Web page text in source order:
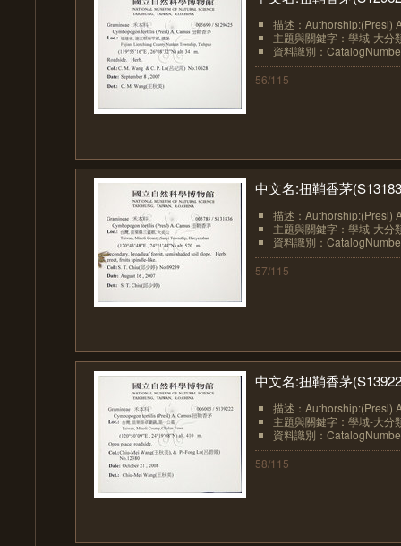
描述：Authorship:(Presl)
主題與關鍵字：學域-大分
資料識別：
56/115
中文名:扭鞘香茅
描述：Authorship:(Presl)
主題與關鍵字：學域-大分
資料識別：
57/115
中文名:扭鞘香茅
描述：Authorship:(Presl)
主題與關鍵字：學域-大分
資料識別：
58/115